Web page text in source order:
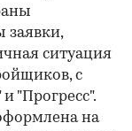
заявки,
ситуация
с
"Прогресс".
на